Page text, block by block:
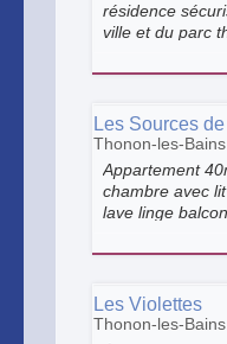
résidence
ville et du parc
Les Sources
Thonon-les-Bains
Appartement
chambre avec
lave linge
Les Violettes
Thonon-les-Bains